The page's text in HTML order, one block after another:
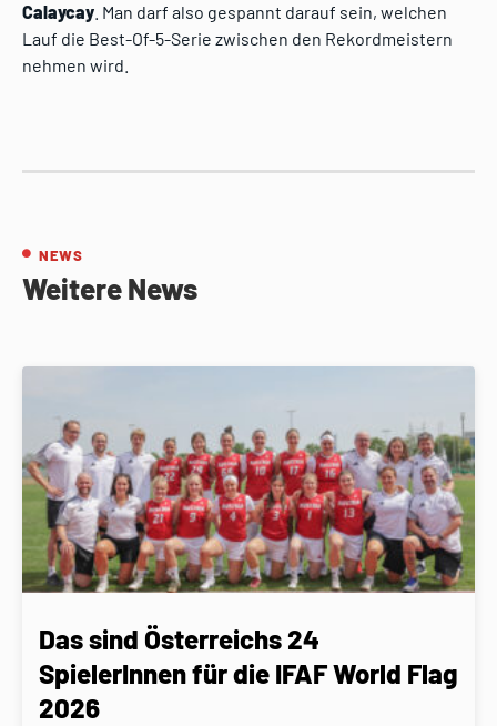
Calaycay . Man darf also gespannt darauf sein, welchen
Lauf die Best-Of-5-Serie zwischen den Rekordmeistern
nehmen wird.
NEWS
Weitere News
Das sind Österreichs 24
SpielerInnen für die IFAF World Flag
2026